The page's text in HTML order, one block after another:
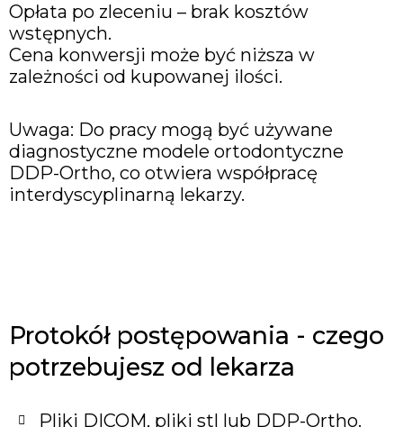
Opłata po zleceniu – brak kosztów
wstępnych.
Cena konwersji może być niższa w
zależności od kupowanej ilości.
Uwaga: Do pracy mogą być używane
diagnostyczne modele ortodontyczne
DDP-Ortho, co otwiera współpracę
interdyscyplinarną lekarzy.
Protokół postępowania - czego
potrzebujesz od lekarza
Pliki DICOM, pliki stl lub DDP-Ortho.